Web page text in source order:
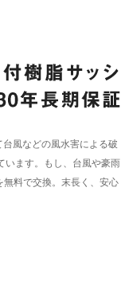
風などの風水害による破
います。もし、台風や豪雨
無料で交換。末長く、安心